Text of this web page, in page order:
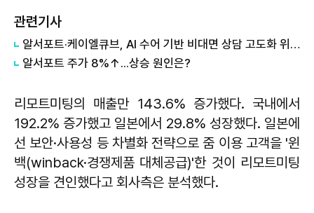
관련기사
알서포트·케이엘큐브, AI 수어 기반 비대면 상담 고도화 위한 MOU 체결
알서포트 주가 8%↑...상승 원인은?
리모트미팅의 매출만 143.6% 증가했다. 국내에서
192.2% 증가했고 일본에서 29.8% 성장했다. 일본에
선 보안·사용성 등 차별화 전략으로 줌 이용 고객을 '윈
백(winback·경쟁제품 대체공급)'한 것이 리모트미팅
성장을 견인했다고 회사측은 분석했다.